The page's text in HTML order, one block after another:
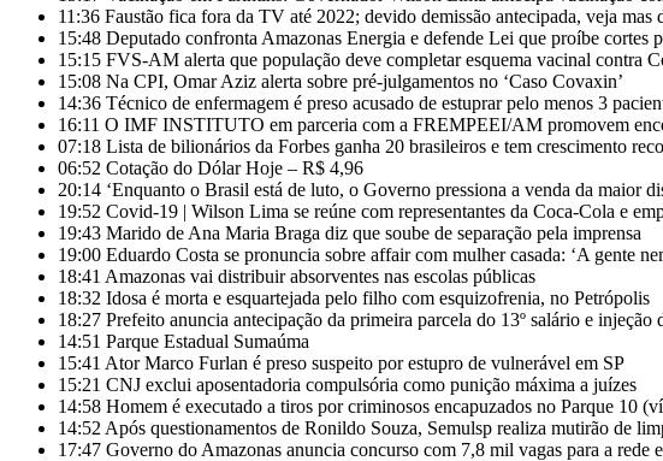
11:36 Faustão fica fora da TV até 2022; devido demissão antecipada, veja mas
15:48 Deputado confronta Amazonas Energia e defende Lei que proíbe cortes
15:15 FVS-AM alerta que população deve completar esquema vacinal contra
15:08 Na CPI, Omar Aziz alerta sobre pré-julgamentos no ‘Caso Covaxin’
14:36 Técnico de enfermagem é preso acusado de estuprar pelo menos 3
16:11 O IMF INSTITUTO em parceria com a FREMPEEI/AM promovem
07:18 Lista de bilionários da Forbes ganha 20 brasileiros e tem crescimento
06:52 Cotação do Dólar Hoje – R$ 4,96
20:14 ‘Enquanto o Brasil está de luto, o Governo pressiona a venda da maior
19:52 Covid-19 | Wilson Lima se reúne com representantes da Coca-Cola e
19:43 Marido de Ana Maria Braga diz que soube de separação pela imprensa
19:00 Eduardo Costa se pronuncia sobre affair com mulher casada: ‘A gente
18:41 Amazonas vai distribuir absorventes nas escolas públicas
18:32 Idosa é morta e esquartejada pelo filho com esquizofrenia, no Petrópolis
18:27 Prefeito anuncia antecipação da primeira parcela do 13º salário e
14:51 Parque Estadual Sumaúma
15:41 Ator Marco Furlan é preso suspeito por estupro de vulnerável em SP
15:21 CNJ exclui aposentadoria compulsória como punição máxima a juízes
14:58 Homem é executado a tiros por criminosos encapuzados no Parque 10
14:52 Após questionamentos de Ronildo Souza, Semulsp realiza mutirão de
17:47 Governo do Amazonas anuncia concurso com 7,8 mil vagas para a rede